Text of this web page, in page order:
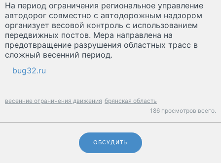
На период ограничения региональное управление
автодорог совместно с автодорожным надзором
организует весовой контроль с использованием
передвижных постов. Мера направлена на
предотвращение разрушения областных трасс в
сложный весенний период.
bug32.ru
весенние ограничения движения брянская область
186 просмотров всего.
ОБСУДИТЬ